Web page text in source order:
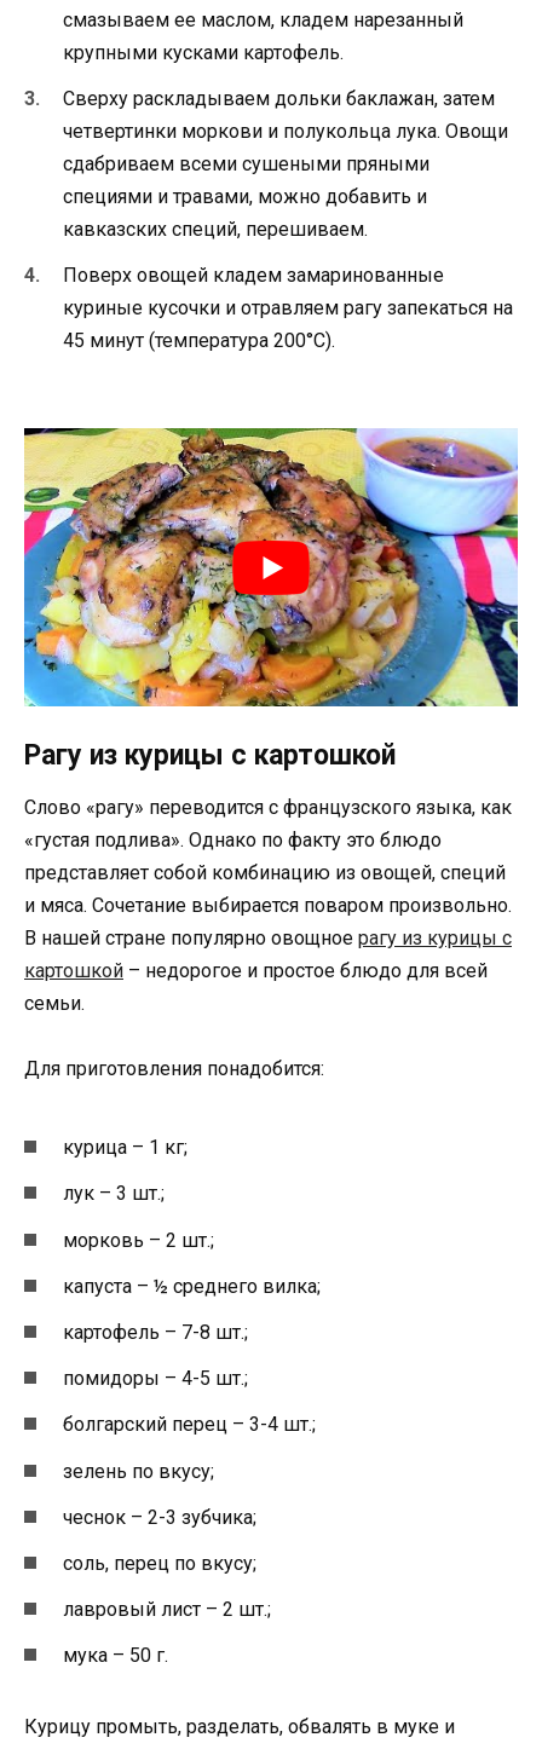
смазываем ее маслом, кладем нарезанный
крупными кусками картофель.
Сверху раскладываем дольки баклажан, затем
четвертинки моркови и полукольца лука. Овощи
сдабриваем всеми сушеными пряными
специями и травами, можно добавить и
кавказских специй, перешиваем.
Поверх овощей кладем замаринованные
куриные кусочки и отравляем рагу запекаться на
45 минут (температура 200°С).
Рагу из курицы с картошкой
Слово «рагу» переводится с французского языка, как
«густая подлива». Однако по факту это блюдо
представляет собой комбинацию из овощей, специй
и мяса. Сочетание выбирается поваром произвольно.
В нашей стране популярно овощное рагу из курицы с
картошкой – недорогое и простое блюдо для всей
семьи.
Для приготовления понадобится:
курица – 1 кг;
лук – 3 шт.;
морковь – 2 шт.;
капуста – ½ среднего вилка;
картофель – 7-8 шт.;
помидоры – 4-5 шт.;
болгарский перец – 3-4 шт.;
зелень по вкусу;
чеснок – 2-3 зубчика;
соль, перец по вкусу;
лавровый лист – 2 шт.;
мука – 50 г.
Курицу промыть, разделать, обвалять в муке и